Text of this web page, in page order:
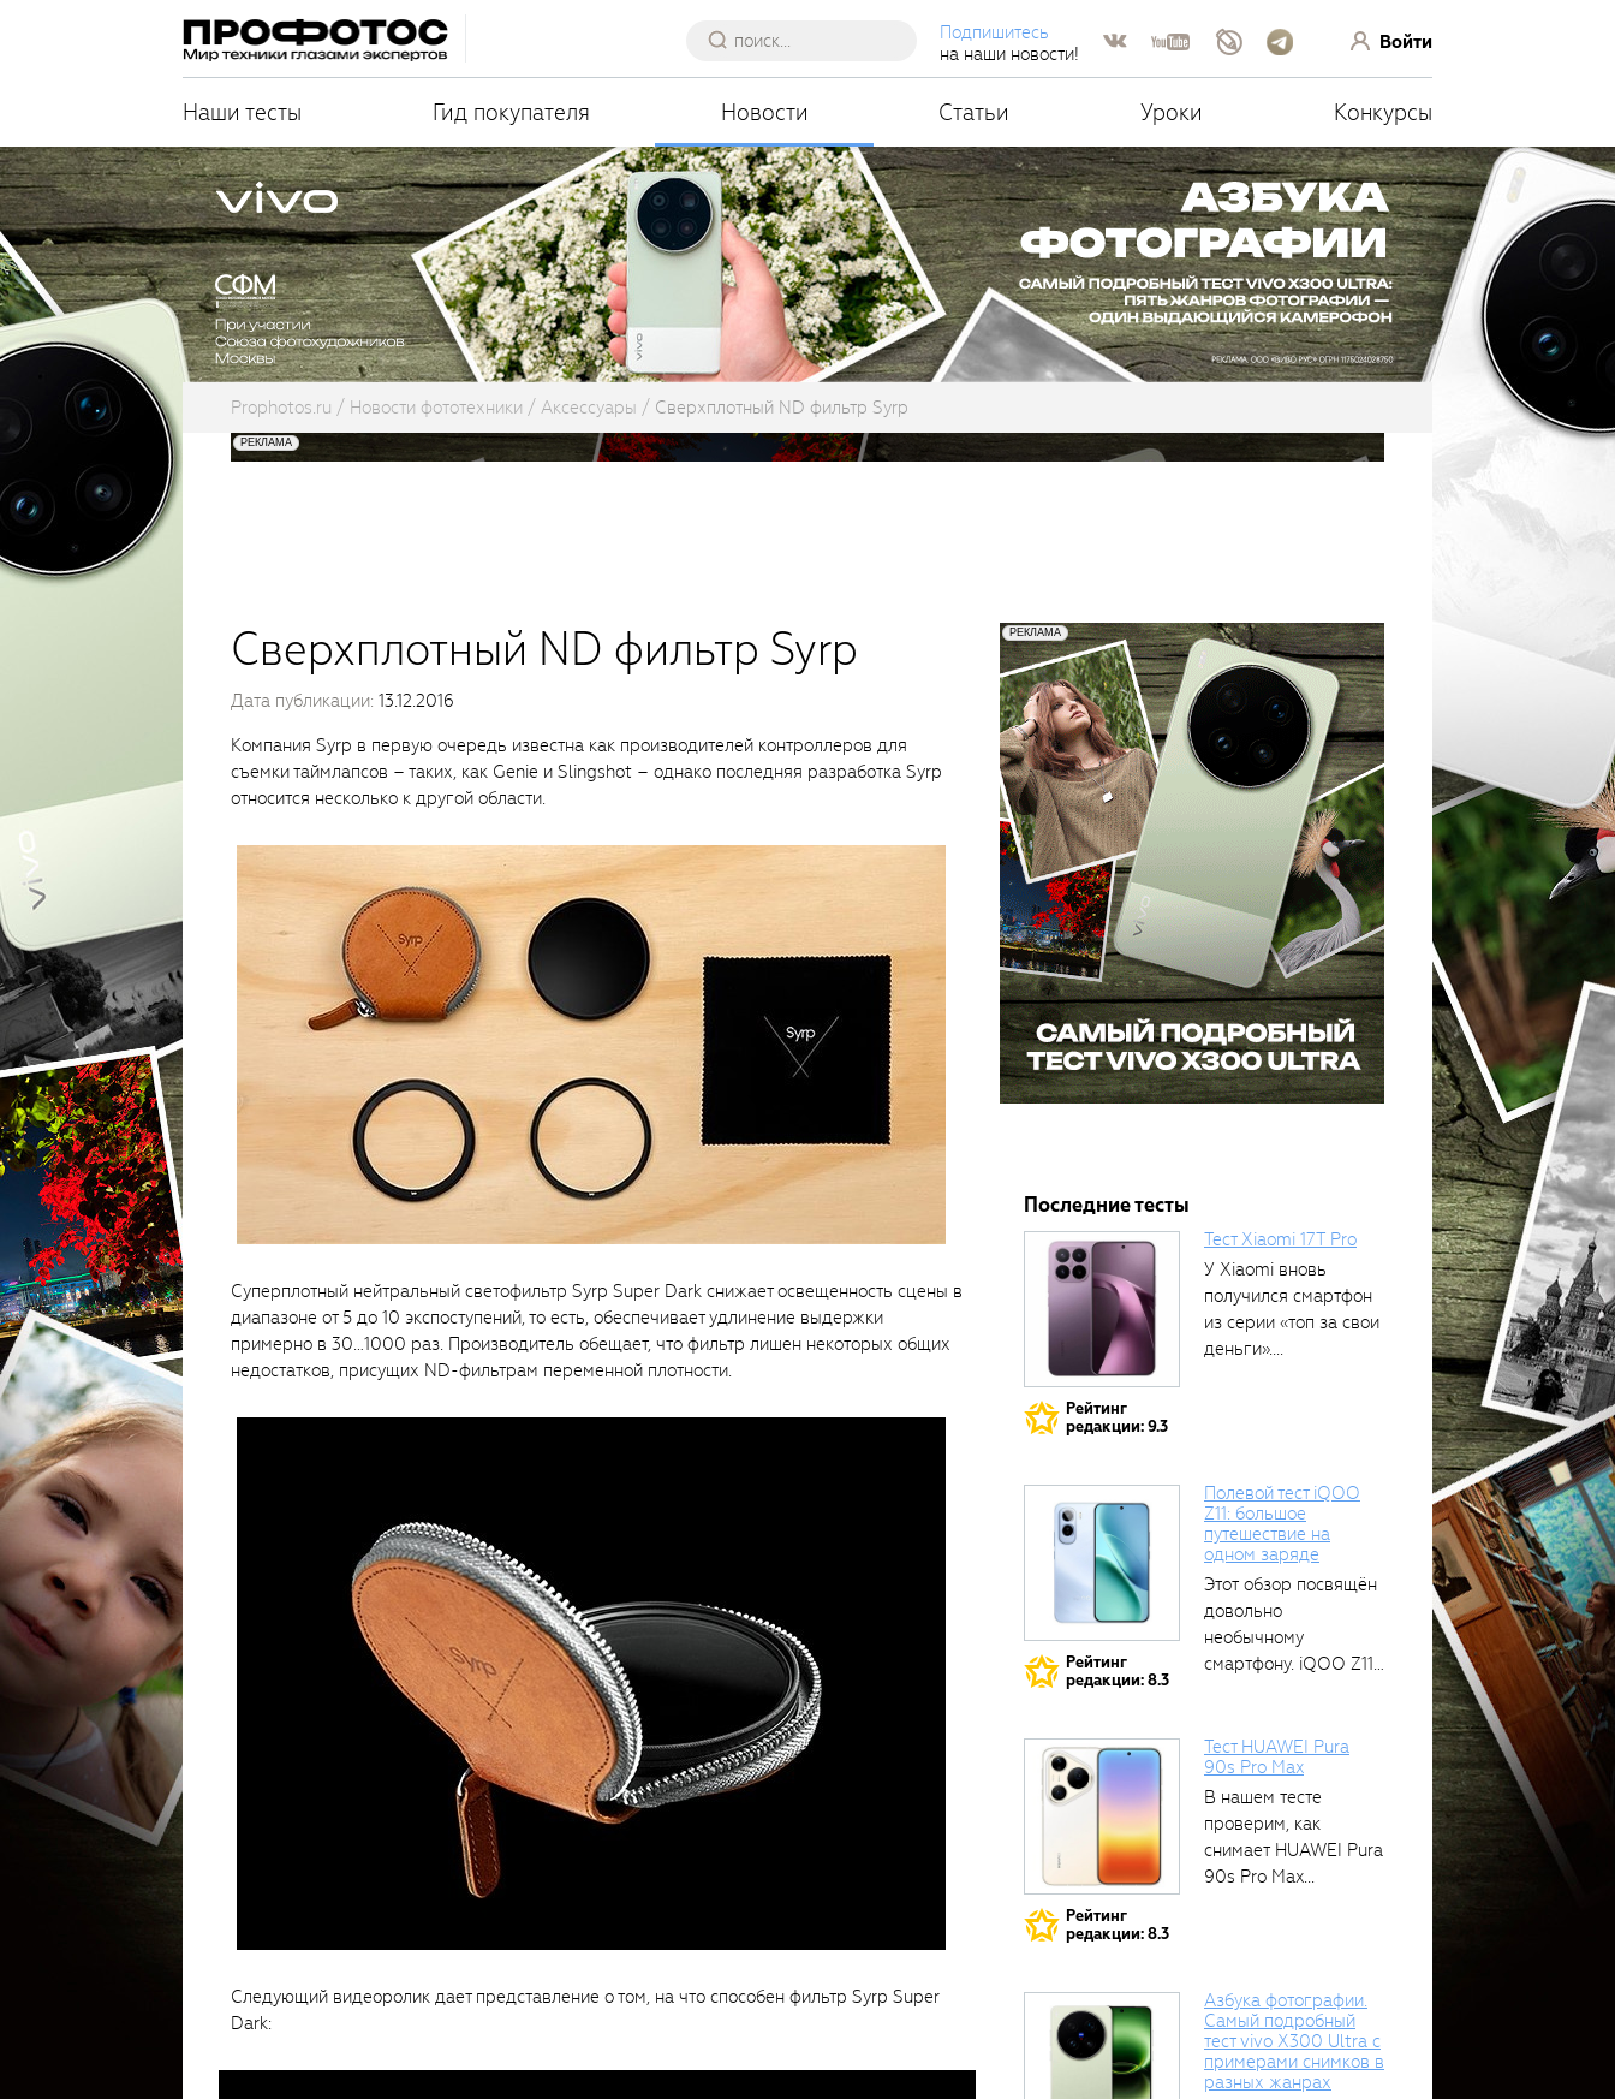
Подпишитесь
на наши новости!
Войти
Наши тесты Гид покупателя Новости Статьи Уроки Конкурсы
Prophotos.ru Новости фототехники Аксессуары Сверхплотный ND фильтр Syrp
Сверхплотный ND фильтр Syrp
Дата публикации: 13.12.2016
Компания Syrp в первую очередь известна как производителей контроллеров для
съемки таймлапсов – таких, как Genie и Slingshot – однако последняя разработка Syrp
относится несколько к другой области.
Суперплотный нейтральный светофильтр Syrp Super Dark снижает освещенность сцены в
диапазоне от 5 до 10 экспоступений, то есть, обеспечивает удлинение выдержки
примерно в 30…1000 раз. Производитель обещает, что фильтр лишен некоторых общих
недостатков, присущих ND-фильтрам переменной плотности.
Следующий видеоролик дает представление о том, на что способен фильтр Syrp Super
Dark:
Последние тесты
Рейтинг
редакции: 9.3
Тест Xiaomi 17T Pro
У Xiaomi вновь
получился смартфон
из серии «топ за свои
деньги»....
Рейтинг
редакции: 8.3
Полевой тест iQOO
Z11: большое
путешествие на
одном заряде
Этот обзор посвящён
довольно
необычному
смартфону. iQOO Z11
Рейтинг
редакции: 8.3
Тест HUAWEI Pura
90s Pro Max
В нашем тесте
проверим, как
снимает HUAWEI Pura
90s Pro Max...
Азбука фотографии.
Самый подробный
тест vivo X300 Ultra с
примерами снимков в
разных жанрах